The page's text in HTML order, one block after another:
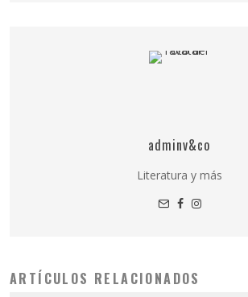
adminv&co
Literatura y más
ARTÍCULOS RELACIONADOS